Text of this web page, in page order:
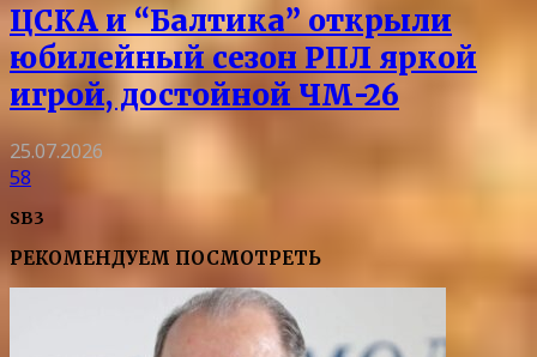
ЦСКА и “Балтика” открыли
юбилейный сезон РПЛ яркой
игрой, достойной ЧМ-26
25.07.2026
58
SB3
РЕКОМЕНДУЕМ ПОСМОТРЕТЬ